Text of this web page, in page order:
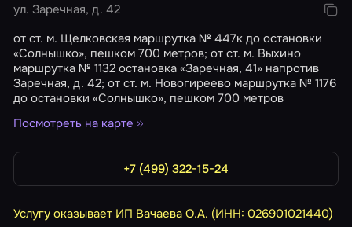
ул. Заречная, д. 42
от ст. м. Щелковская маршрутка № 447к до остановки
«Солнышко», пешком 700 метров; от ст. м. Выхино
маршрутка № 1132 остановка «Заречная, 41» напротив
Заречная, д. 42; от ст. м. Новогиреево маршрутка № 1176
до остановки «Солнышко», пешком 700 метров
Посмотреть на карте
+7 (499) 322-15-24
Услугу оказывает ИП Вачаева О.А. (ИНН: 026901021440)